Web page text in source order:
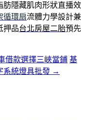
肪隱藏肌肉形狀直播效
循環扇流體力學設計兼
押品台北房屋二胎預先
借款選擇三峽當鋪 基
系統燈具批發 →